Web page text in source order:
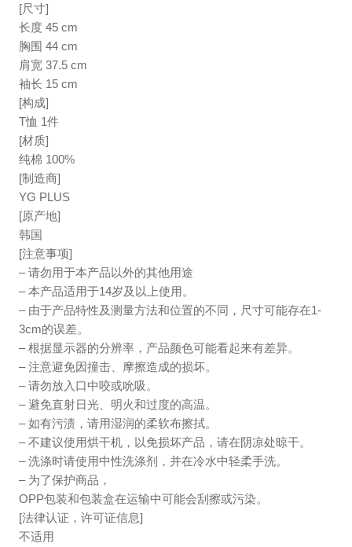
[尺寸]
长度 45 cm
胸围 44 cm
肩宽 37.5 cm
袖长 15 cm
[构成]
T恤 1件
[材质]
纯棉 100%
[制造商]
YG PLUS
[原产地]
韩国
[注意事项]
– 请勿用于本产品以外的其他用途
– 本产品适用于14岁及以上使用。
– 由于产品特性及测量方法和位置的不同，尺寸可能存在1-
3cm的误差。
– 根据显示器的分辨率，产品颜色可能看起来有差异。
– 注意避免因撞击、摩擦造成的损坏。
– 请勿放入口中咬或吮吸。
– 避免直射日光、明火和过度的高温。
– 如有污渍，请用湿润的柔软布擦拭。
– 不建议使用烘干机，以免损坏产品，请在阴凉处晾干。
– 洗涤时请使用中性洗涤剂，并在冷水中轻柔手洗。
– 为了保护商品，
OPP包装和包装盒在运输中可能会刮擦或污染。
[法律认证，许可证信息]
不适用